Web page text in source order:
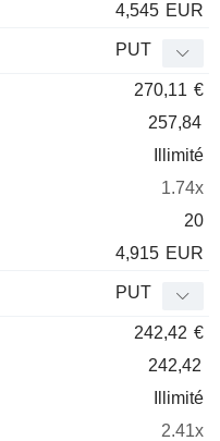
4,545 EUR
PUT
270,11 €
257,84
Illimité
1.74x
20
4,915 EUR
PUT
242,42 €
242,42
Illimité
2.41x